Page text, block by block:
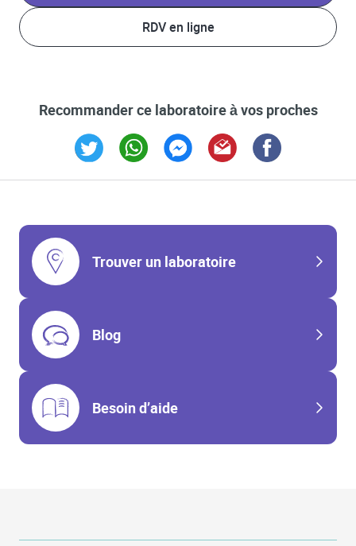
RDV en ligne
Recommander ce laboratoire à vos proches
Trouver un laboratoire
Blog
Besoin d’aide